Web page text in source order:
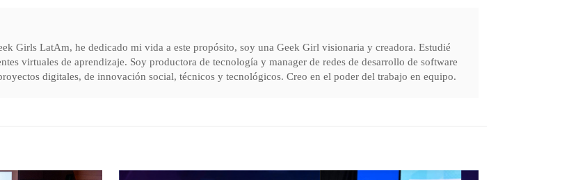
Girls LatAm, he dedicado mi vida a este propósito, soy una Geek Girl visionaria y creadora. Estudié
virtuales de aprendizaje. Soy productora de tecnología y manager de redes de desarrollo de software
digitales, de innovación social, técnicos y tecnológicos. Creo en el poder del trabajo en equipo.